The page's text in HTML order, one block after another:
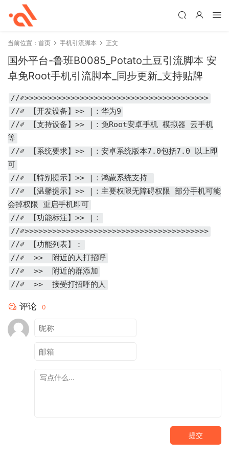
当前位置： 首页 手机引流脚本 正文
国外平台-鲁班B0085_Potato土豆引流脚本 安
卓免Root手机引流脚本_同步更新_支持贴牌
//✐>>>>>>>>>>>>>>>>>>>>>>>>>>>>>>>>>>>>>>>>
//✐ 【开发设备】>> |：华为9
//✐ 【支持设备】>> |：免Root安卓手机 模拟器 云手机
等
//✐ 【系统要求】>> |：安卓系统版本7.0包括7.0 以上即
可
//✐ 【特别提示】>> |：鸿蒙系统支持
//✐ 【温馨提示】>> |：主要权限无障碍权限 部分手机可能
会掉权限 重启手机即可
//✐ 【功能标注】>> |：
//✐>>>>>>>>>>>>>>>>>>>>>>>>>>>>>>>>>>>>>>>>
//✐ 【功能列表】：
//✐ >> 附近的人打招呼
//✐ >> 附近的群添加
//✐ >> 接受打招呼的人
评论 0
提交